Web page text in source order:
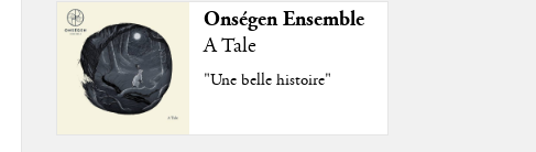
Onségen Ensemble
A Tale
"Une belle histoire"